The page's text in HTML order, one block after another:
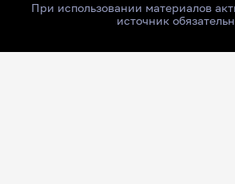
При использовании материалов
источник